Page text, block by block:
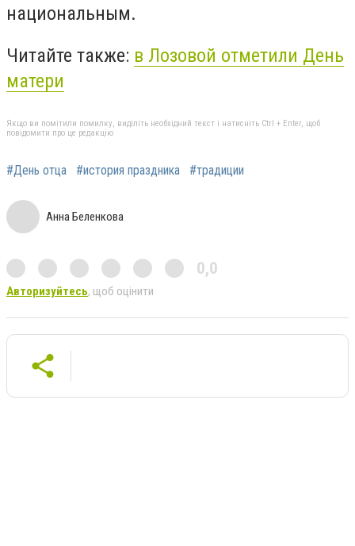
национальным.
Читайте также: в Лозовой отметили День
матери
Якщо ви помітили помилку, виділіть необхідний текст і натисніть Ctrl + Enter, щоб
повідомити про це редакцію
#День отца #история праздника #традиции
Анна Беленкова
0,0
Авторизуйтесь, щоб оцінити